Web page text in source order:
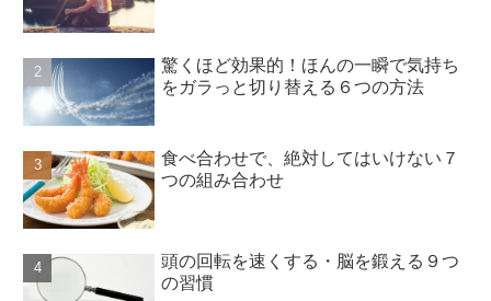
驚くほど効果的！ほんの一瞬で気持ち
をガラっと切り替える６つの方法
食べ合わせで、絶対してはいけない７
つの組み合わせ
頭の回転を速くする・脳を鍛える９つ
の習慣